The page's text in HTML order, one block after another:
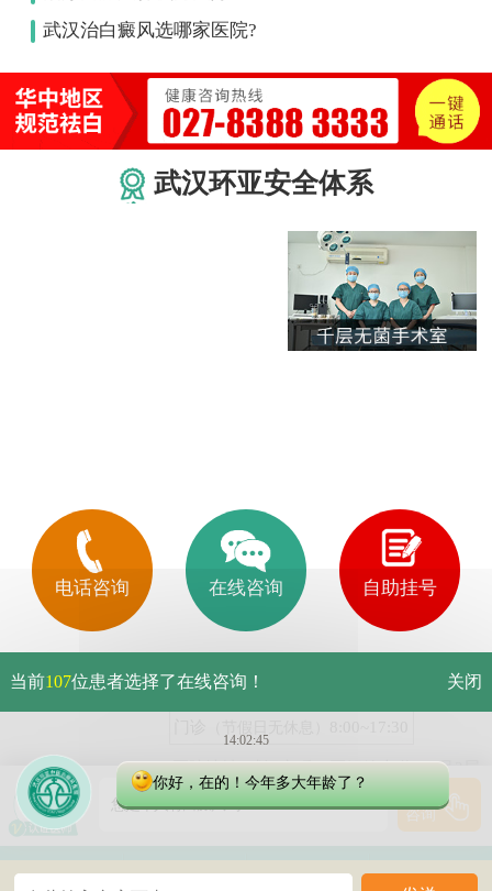
武汉治白癜风选哪家医院?
武汉环亚安全体系
电话咨询 在线咨询 自助挂号
医院地址: 武汉市硚口区解放大道479号2层
2号(原259号)
鄂公网安备 42010402000616号
当前107位患者选择了在线咨询！ 关闭
14:02:46
您是有皮肤白斑问题吗？
14:02:46
你好，在的！今年多大年龄了？
您是本人有白癜风吗？出
咨询